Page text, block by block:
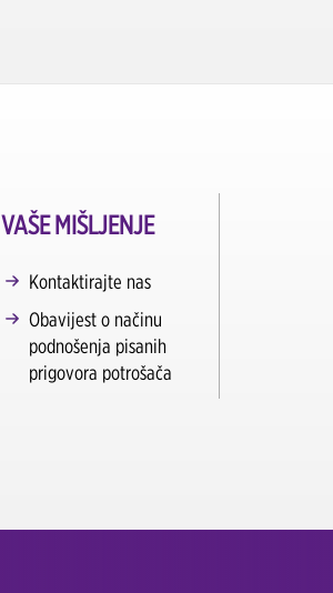
VAŠE MIŠLJENJE
Kontaktirajte nas
Obavijest o načinu
podnošenja pisanih
prigovora potrošača